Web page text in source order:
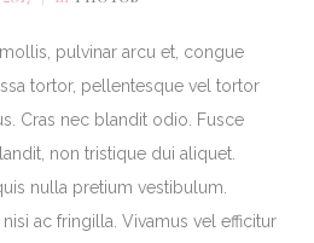
pulvinar arcu et, congue
tortor, pellentesque vel tortor
Cras nec blandit odio. Fusce
non tristique dui aliquet.
nulla pretium vestibulum.
ac fringilla. Vivamus vel efficitur